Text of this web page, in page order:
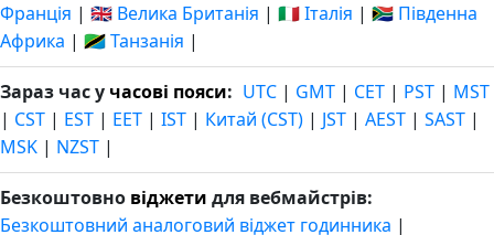
Франція | 🇬🇧 Велика Британія | 🇮🇹 Італія | 🇿🇦 Південна
Африка | 🇹🇿 Танзанія |
Зараз час у часові пояси: UTC | GMT | CET | PST | MST
| CST | EST | EET | IST | Китай (CST) | JST | AEST | SAST |
MSK | NZST |
Безкоштовно віджети для вебмайстрів:
Безкоштовний аналоговий віджет годинника |